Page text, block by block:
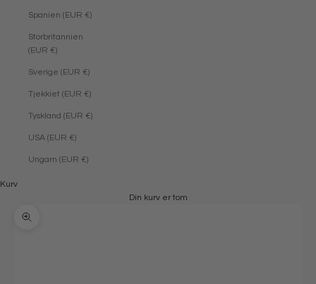
Spanien (EUR €)
Storbritannien
(EUR €)
Sverige (EUR €)
Tjekkiet (EUR €)
Tyskland (EUR €)
USA (EUR €)
Ungarn (EUR €)
Kurv
Din kurv er tom
Zoom